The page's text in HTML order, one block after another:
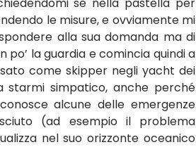
le misure, e ovviamente mi
alla sua domanda ma di
la guardia e comincia quindi a
come skipper negli yacht dei
starmi simpatico, anche perché
alcune delle emergenze
(ad esempio il problema
nel suo orizzonte oceanico